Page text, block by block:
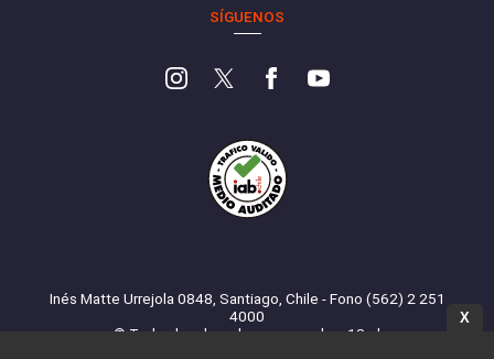
SÍGUENOS
Inés Matte Urrejola 0848, Santiago, Chile - Fono (562) 2 251
4000
© Todos los derechos reservados. 13.cl
X